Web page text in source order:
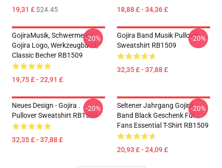
19,31 £$24.45 18,88 £ - 34,36 £
GojiraMusik, Schwermetall,
Gojira Logo, Werkzeugband,
Classic Becher RB1509
19,75 £ - 22,91 £
-20%
Gojira Band Musik Pullover
Sweatshirt RB1509
32,35 £ - 37,88 £
-20%
Neues Design - Gojira .
Pullover Sweatshirt RB1509
32,35 £ - 37,88 £
-20%
Seltener Jahrgang Gojira
Band Black Geschenk Für
Fans Essential T-Shirt RB1509
20,93 £ - 24,09 £
-20%